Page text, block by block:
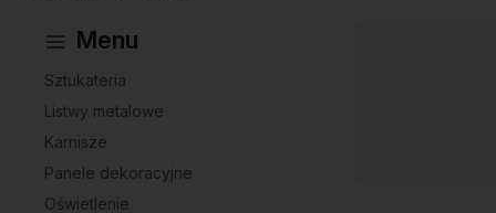
Menu
Sztukateria
Listwy metalowe
Karnisze
Panele dekoracyjne
Oświetlenie